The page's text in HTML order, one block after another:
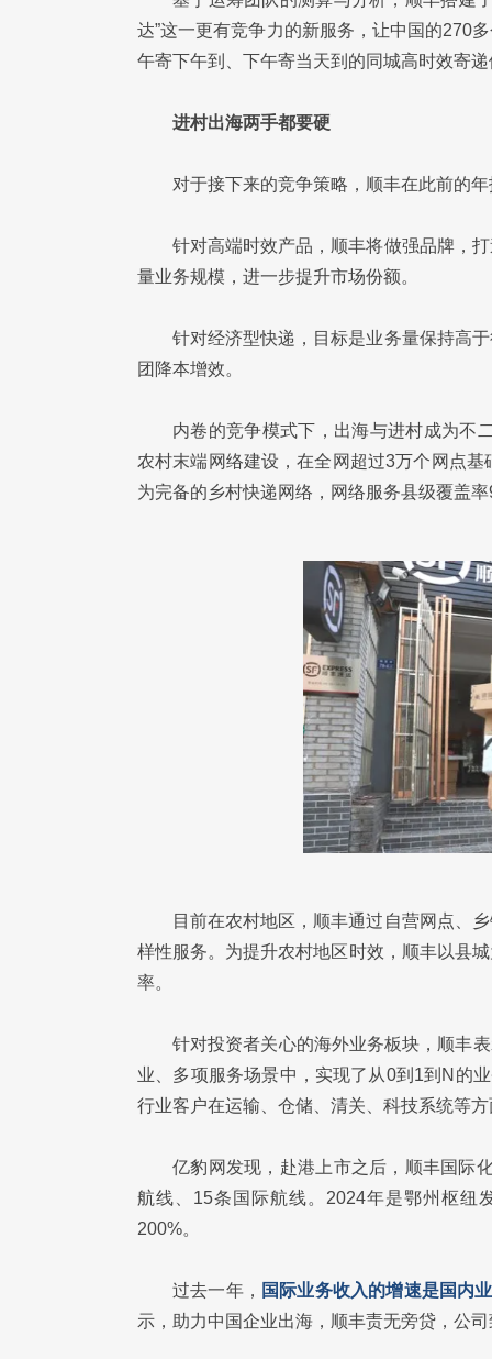
达”这一更有竞争力的新服务，让中国的270
午寄下午到、下午寄当天到的同城高时效寄
进村出海两手都要硬
对于接下来的竞争策略，顺丰在此前的
针对高端时效产品，顺丰将做强品牌，
量业务规模，进一步提升市场份额。
针对经济型快递，目标是业务量保持高
团降本增效。
内卷的竞争模式下，出海与进村成为不
农村末端网络建设，在全网超过3万个网点基
为完备的乡村快递网络，网络服务县级覆盖
目前在农村地区，顺丰通过自营网点、
样性服务。为提升农村地区时效，顺丰以县
率。
针对投资者关心的海外业务板块，顺丰
业、多项服务场景中，实现了从0到1到N的
行业客户在运输、仓储、清关、科技系统等
亿豹网发现，赴港上市之后，顺丰国际
航线、15条国际航线。2024年是鄂州枢纽
200%。
过去一年， 国际业务收入的增速是国内
示，助力中国企业出海，顺丰责无旁贷，公